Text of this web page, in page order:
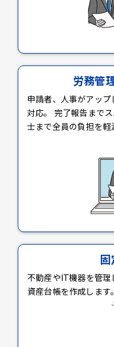
労務管
申請者、人事がアッ
対応。 完了報告まで
士まで全員の負担を軽
固
不動産やIT機器を管理
資産台帳を作成します。